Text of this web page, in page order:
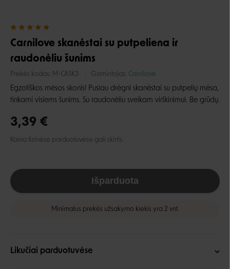
Carnilove skanėstai su putpeliena ir
raudonėliu šunims
Prekės kodas: M-CASK3 Gamintojas: Carnilove
Egzotiškos mėsos skonis! Pusiau drėgni skanėstai su putpelių mėsa,
tinkami visiems šunims. Su raudonėliu sveikam virškinimui. Be grūdų.
3,39 €
Kaina fizinėse parduotuvėse gali skirtis.
Išparduota
Minimalus prekės užsakymo kiekis yra 2 vnt.
Likučiai parduotuvėse